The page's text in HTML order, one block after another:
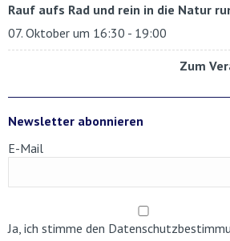
Rauf aufs Rad und rein in die Natur
07. Oktober um 16:30 - 19:00
Zum
Newsletter abonnieren
E-Mail
Ja, ich stimme den